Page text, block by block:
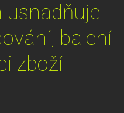
usnadňuje
balení
zboží